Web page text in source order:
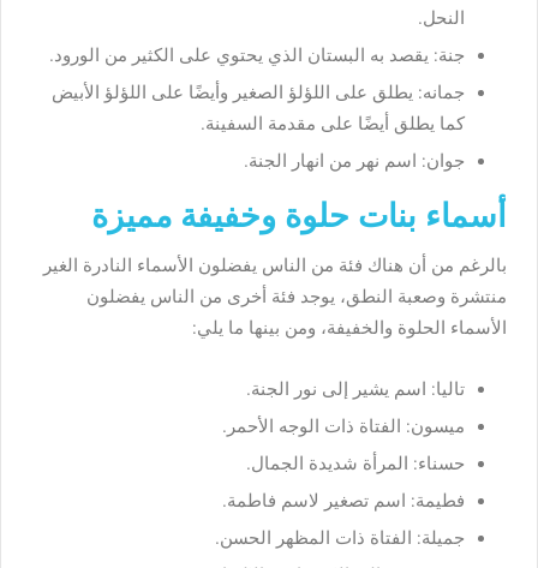
النحل.
جنة: يقصد به البستان الذي يحتوي على الكثير من الورود.
جمانه: يطلق على اللؤلؤ الصغير وأيضًا على اللؤلؤ الأبيض
كما يطلق أيضًا على مقدمة السفينة.
جوان: اسم نهر من انهار الجنة.
أسماء بنات حلوة وخفيفة مميزة
بالرغم من أن هناك فئة من الناس يفضلون الأسماء النادرة الغير
منتشرة وصعبة النطق، يوجد فئة أخرى من الناس يفضلون
الأسماء الحلوة والخفيفة، ومن بينها ما يلي:
تاليا: اسم يشير إلى نور الجنة.
ميسون: الفتاة ذات الوجه الأحمر.
حسناء: المرأة شديدة الجمال.
فطيمة: اسم تصغير لاسم فاطمة.
جميلة: الفتاة ذات المظهر الحسن.